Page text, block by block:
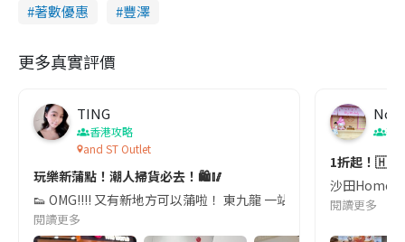
著數優惠 豐澤
更多真實評價
TING
香港攻略
and ST Outlet
玩樂新蒲點！潮人掃貨必去！🛍️🥢
👟 OMG!!!! 又有新地方可以蒲啦！ 東九龍 一站式食玩買 +
閱讀更多
著
1折起！🇭🇰
沙田
閱讀更多